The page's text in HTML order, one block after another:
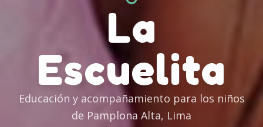
La
Escuelita
Educación y acompañamiento para los niños
de Pamplona Alta, Lima